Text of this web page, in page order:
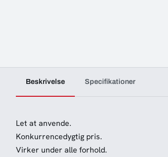
Beskrivelse Specifikationer
Let at anvende.
Konkurrencedygtig pris.
Virker under alle forhold.